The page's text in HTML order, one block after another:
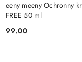
eeny meeny Ochronny
FREE 50 ml
Cena:
99.00